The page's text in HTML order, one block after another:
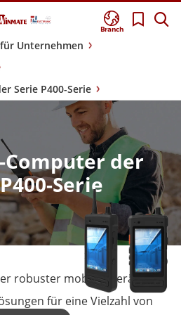
Branch
Unternehmen
Serie P400-Serie
der
Serie
robuster mobiler Geräte
für eine Vielzahl von